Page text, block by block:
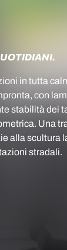
in tutta
con
stabilità dei
Una
alla scultura
stradali.